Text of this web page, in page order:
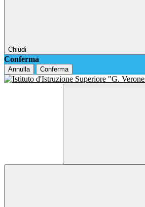
Chiudi
Conferma
Annulla Conferma